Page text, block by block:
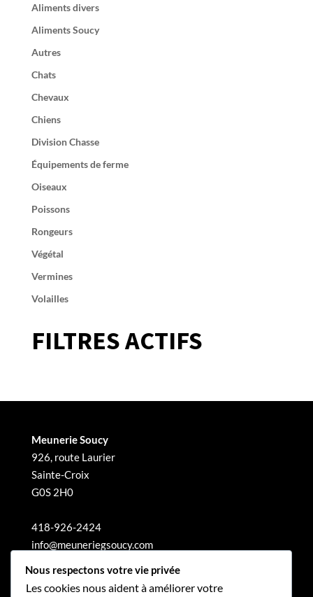
Aliments divers
Aliments Soucy
Autres
Chats
Chevaux
Chiens
Division Chasse
Équipements de ferme
Oiseaux
Poissons
Rongeurs
Végétal
Vermines
Volailles
FILTRES ACTIFS
Meunerie Soucy
926, route Laurier
Sainte-Croix
G0S 2H0
418-926-2424
info@meuneriegsoucy.com
Nous respectons votre vie privée
Les cookies nous aident à améliorer votre